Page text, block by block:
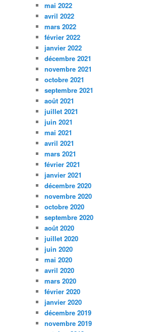
mai 2022
avril 2022
mars 2022
février 2022
janvier 2022
décembre 2021
novembre 2021
octobre 2021
septembre 2021
août 2021
juillet 2021
juin 2021
mai 2021
avril 2021
mars 2021
février 2021
janvier 2021
décembre 2020
novembre 2020
octobre 2020
septembre 2020
août 2020
juillet 2020
juin 2020
mai 2020
avril 2020
mars 2020
février 2020
janvier 2020
décembre 2019
novembre 2019